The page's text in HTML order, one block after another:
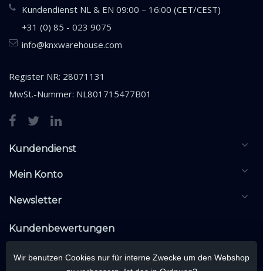
Kundendienst NL & EN 09:00 – 16:00 (CET/CEST)
+31 (0) 85 - 023 9075
info@knxwarehouse.com
Register NR: 28071131
MwSt.-Nummer: NL801715477B01
Kundendienst
Mein Konto
Newsletter
Kundenbewertungen
Wir benutzen Cookies nur für interne Zwecke um den Webshop